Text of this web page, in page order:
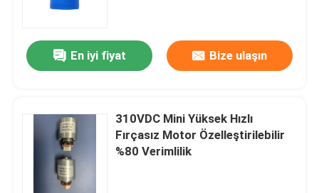
En iyi fiyat Bize ulaşın
310VDC Mini Yüksek Hızlı
Fırçasız Motor Özelleştirilebilir
%80 Verimlilik